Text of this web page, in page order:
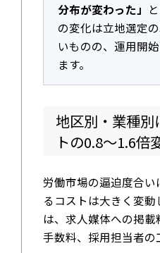
分布が変わった」
の変化は立地選定
いものの、運用開
ます。
地区別・業種別
トの0.8〜1.6倍
労働市場の逼迫度合
るコストは大きく変
は、求人媒体への掲
手数料、採用担当者の